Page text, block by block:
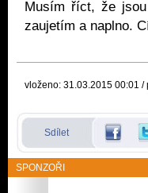
Musím říct, že
zaujetím a naplno.
vloženo: 31.03.2015 00:01 /
Sdílet
SPONZOŘI